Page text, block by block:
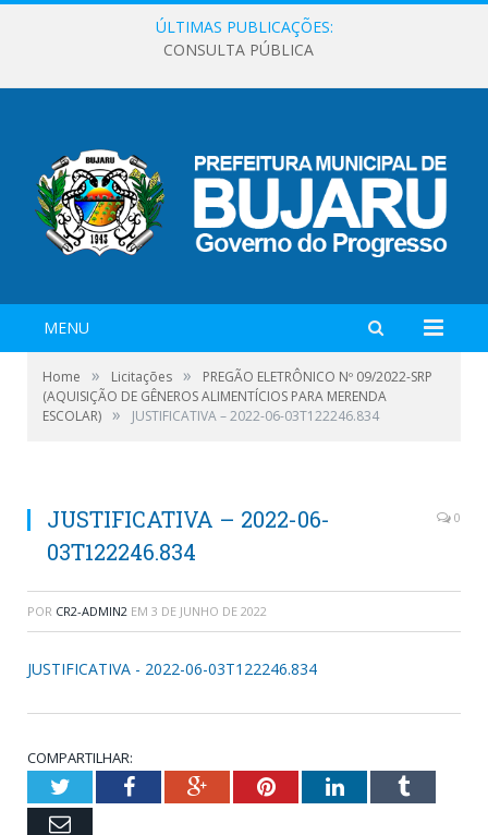
ÚLTIMAS PUBLICAÇÕES:
CONSULTA PÚBLICA
MENU
Home » Licitações »
PREGÃO ELETRÔNICO Nº 09/2022-SRP
(AQUISIÇÃO DE GÊNEROS ALIMENTÍCIOS PARA MERENDA
ESCOLAR) » JUSTIFICATIVA – 2022-06-03T122246.834
JUSTIFICATIVA – 2022-06-
03T122246.834
0
POR CR2-ADMIN2 EM 3 DE JUNHO DE 2022
JUSTIFICATIVA - 2022-06-03T122246.834
COMPARTILHAR:
TwitterFacebookGoogle+PinterestLinkedInTumblr
Email